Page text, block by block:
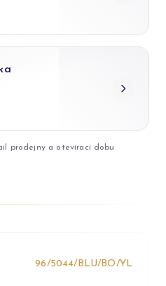
prodejny a otevírací dobu
96/5044/BLU/BO/YL